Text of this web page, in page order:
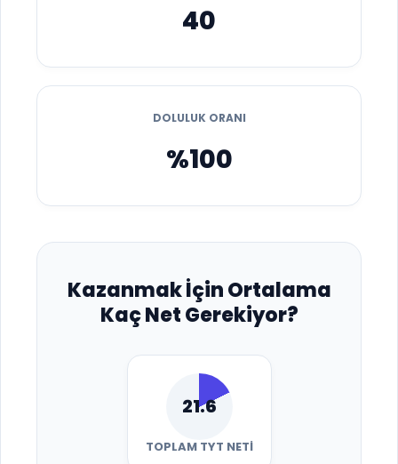
40
DOLULUK ORANI
%100
Kazanmak İçin Ortalama
Kaç Net Gerekiyor?
21.6
TOPLAM TYT NETI